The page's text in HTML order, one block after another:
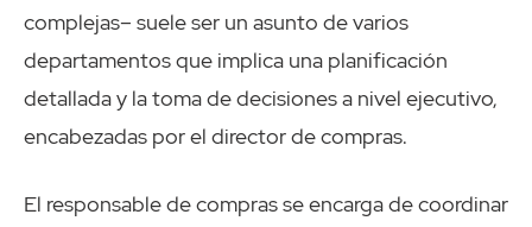
complejas– suele ser un asunto de varios
departamentos que implica una planificación
detallada y la toma de decisiones a nivel ejecutivo,
encabezadas por el director de compras.
El responsable de compras se encarga de coordinar